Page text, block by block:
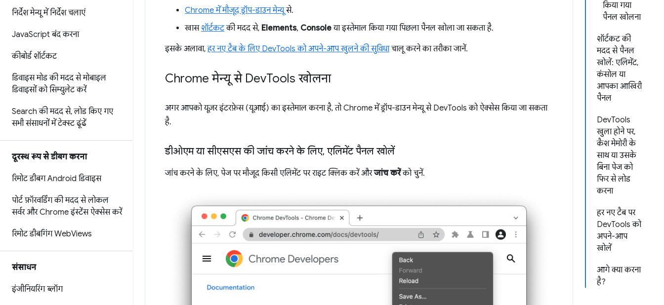
निर्देश मेन्यू में निर्देश चलाएं
JavaScript बंद करना
कीबोर्ड शॉर्टकट
डिवाइस मोड की मदद से मोबाइल
डिवाइसों को सिम्युलेट करें
Search की मदद से,लोड किए गए
सभी संसाधनों में टेक्स्ट ढूंढें
दूरस्थ रूप से डीबग करना
रिमोट डीबग Android डिवाइस
पोर्ट फ़ॉरवर्डिंग की मदद से लोकल
सर्वर और Chrome इंस्टेंस ऐक्सेस करें
रिमोट डीबगिंग WebViews
संसाधन
इंजीनियरिंग ब्लॉग
किया गया
पैनल खोलना
शॉर्टकट की
मदद से पैनल
खोलें: एलिमेंट,
कंसोल या
आपका आखिरी
पैनल
DevTools
खुला होने पर,
कैश मेमोरी के
साथ या उसके
बिना पेज को
फिर से लोड
करना
हर नए टैब पर
DevTools को
अपने-आप
खोलें
आगे क्या करना
है?
Chrome में मौजूद ड्रॉप-डाउन मेन्यूसे.
खासशॉर्टकटकी मदद से, Elements, Consoleया इस्तेमाल किया गया पिछला पैनल खोला जा सकता है.
इसके अलावा,हर नए टैब के लिए DevTools को अपने-आप खुलने की सुविधाचालू करने का तरीका जानें.
Chrome मेन्यू से DevTools खोलना
अगर आपको यूज़र इंटरफ़ेस (यूआई) का इस्तेमाल करना है, तो Chrome में ड्रॉप-डाउन मेन्यू से DevTools को ऐक्सेस किया जा सकता
है.
डीओएम या सीएसएस की जांच करने के लिए, एलिमेंट पैनल खोलें
जांच करने के लिए, पेज पर मौजूद किसी एलिमेंट पर राइट क्लिक करें औरजांच करेंको चुनें.